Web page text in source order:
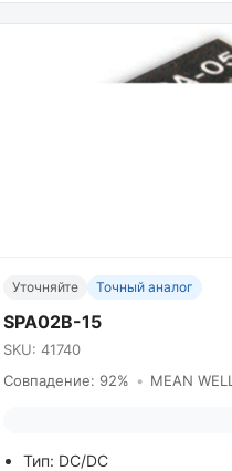
Уточняйте Точный аналог
SPA02B-15
SKU: 41740
Совпадение: 92% • MEAN WELL
Тип: DC/DC